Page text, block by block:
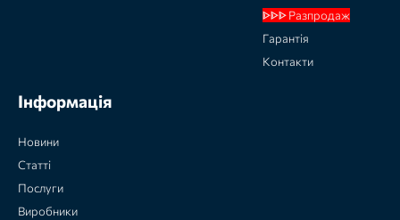
ᐈᐈᐈ Разпродаж
Гарантія
Контакти
Інформація
Новини
Статті
Послуги
Виробники